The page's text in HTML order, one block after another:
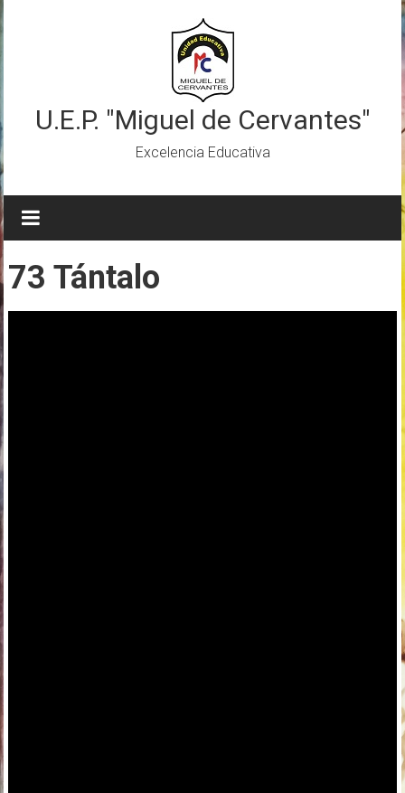
U.E.P. "Miguel de Cervantes"
Excelencia Educativa
73 Tántalo